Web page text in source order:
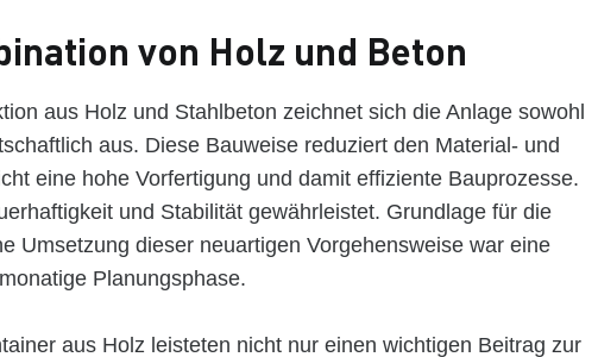
von Holz und Beton
aus Holz und Stahlbeton zeichnet sich die Anlage sowohl
aus. Diese Bauweise reduziert den Material- und
eine hohe Vorfertigung und damit effiziente Bauprozesse.
und Stabilität gewährleistet. Grundlage für die
Umsetzung dieser neuartigen Vorgehensweise war eine
Planungsphase.
aus Holz leisteten nicht nur einen wichtigen Beitrag zur